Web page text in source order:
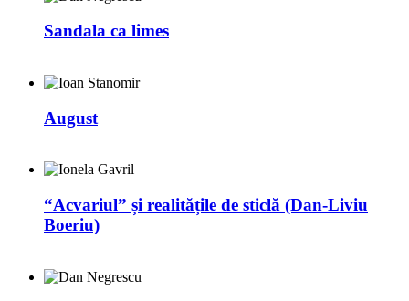
Sandala ca limes
August
“Acvariul” și realitățile de sticlă (Dan-Liviu
Boeriu)